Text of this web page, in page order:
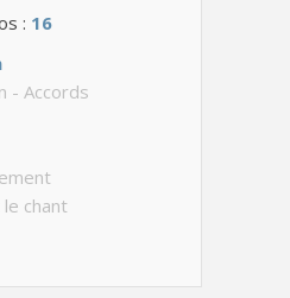
: 16
- Accords
chant
le chant